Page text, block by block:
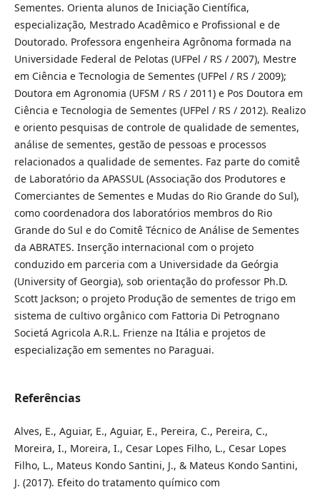
Sementes. Orienta alunos de Iniciação Científica,
especialização, Mestrado Acadêmico e Profissional e de
Doutorado. Professora engenheira Agrônoma formada na
Universidade Federal de Pelotas (UFPel / RS / 2007), Mestre
em Ciência e Tecnologia de Sementes (UFPel / RS / 2009);
Doutora em Agronomia (UFSM / RS / 2011) e Pos Doutora em
Ciência e Tecnologia de Sementes (UFPel / RS / 2012). Realizo
e oriento pesquisas de controle de qualidade de sementes,
análise de sementes, gestão de pessoas e processos
relacionados a qualidade de sementes. Faz parte do comitê
de Laboratório da APASSUL (Associação dos Produtores e
Comerciantes de Sementes e Mudas do Rio Grande do Sul),
como coordenadora dos laboratórios membros do Rio
Grande do Sul e do Comitê Técnico de Análise de Sementes
da ABRATES. Inserção internacional com o projeto
conduzido em parceria com a Universidade da Geórgia
(University of Georgia), sob orientação do professor Ph.D.
Scott Jackson; o projeto Produção de sementes de trigo em
sistema de cultivo orgânico com Fattoria Di Petrognano
Societá Agricola A.R.L. Frienze na Itália e projetos de
especialização em sementes no Paraguai.
Referências
Alves, E., Aguiar, E., Aguiar, E., Pereira, C., Pereira, C.,
Moreira, I., Moreira, I., Cesar Lopes Filho, L., Cesar Lopes
Filho, L., Mateus Kondo Santini, J., & Mateus Kondo Santini,
J. (2017). Efeito do tratamento químico com